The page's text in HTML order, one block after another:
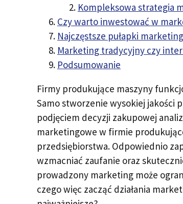
Kompleksowa strategia
Czy warto inwestować w
Najczęstsze pułapki
Marketing tradycyjny czy
Podsumowanie
Firmy produkujące maszyny
Samo stworzenie wysokiej jakości
podjęciem decyzji zakupowej
marketingowe w firmie
przedsiębiorstwa. Odpowiednio
wzmacniać zaufanie oraz
prowadzony marketing może
czego więc zacząć działania